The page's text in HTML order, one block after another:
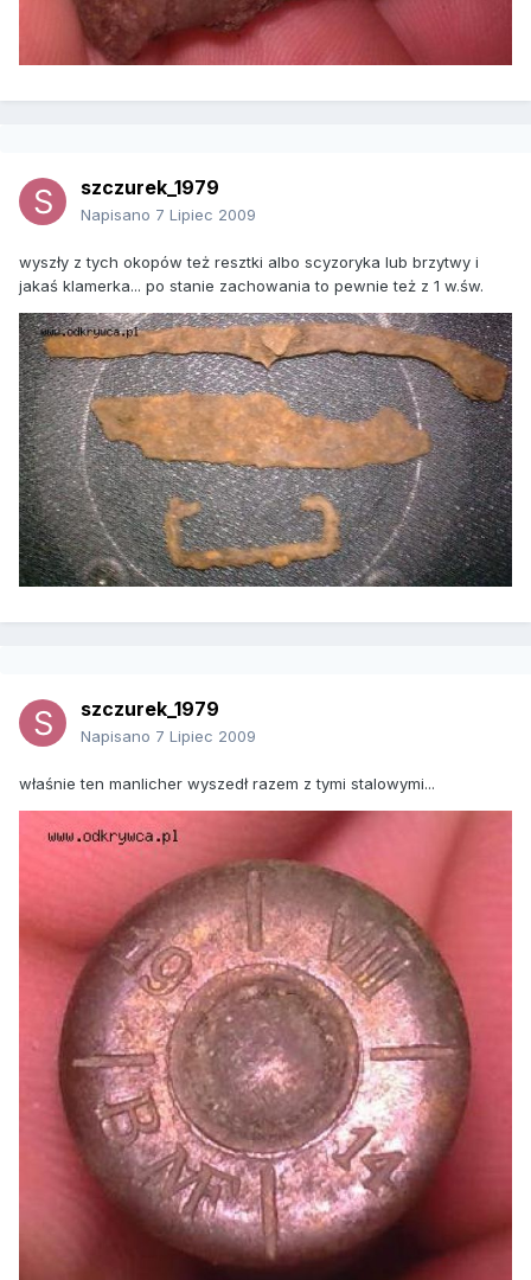
szczurek_1979
Napisano 7 Lipiec 2009
wyszły z tych okopów też resztki albo scyzoryka lub brzytwy i
jakaś klamerka... po stanie zachowania to pewnie też z 1 w.św.
szczurek_1979
Napisano 7 Lipiec 2009
właśnie ten manlicher wyszedł razem z tymi stalowymi...